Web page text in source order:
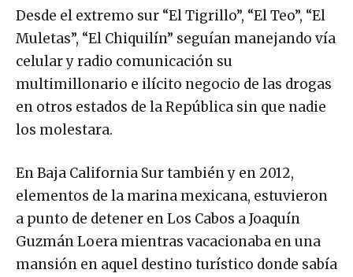
Desde el extremo sur “El Tigrillo”, “El Teo”, “El
Muletas”, “El Chiquilín” seguían manejando vía
celular y radio comunicación su
multimillonario e ilícito negocio de las drogas
en otros estados de la República sin que nadie
los molestara.
En Baja California Sur también y en 2012,
elementos de la marina mexicana, estuvieron
a punto de detener en Los Cabos a Joaquín
Guzmán Loera mientras vacacionaba en una
mansión en aquel destino turístico donde sabía